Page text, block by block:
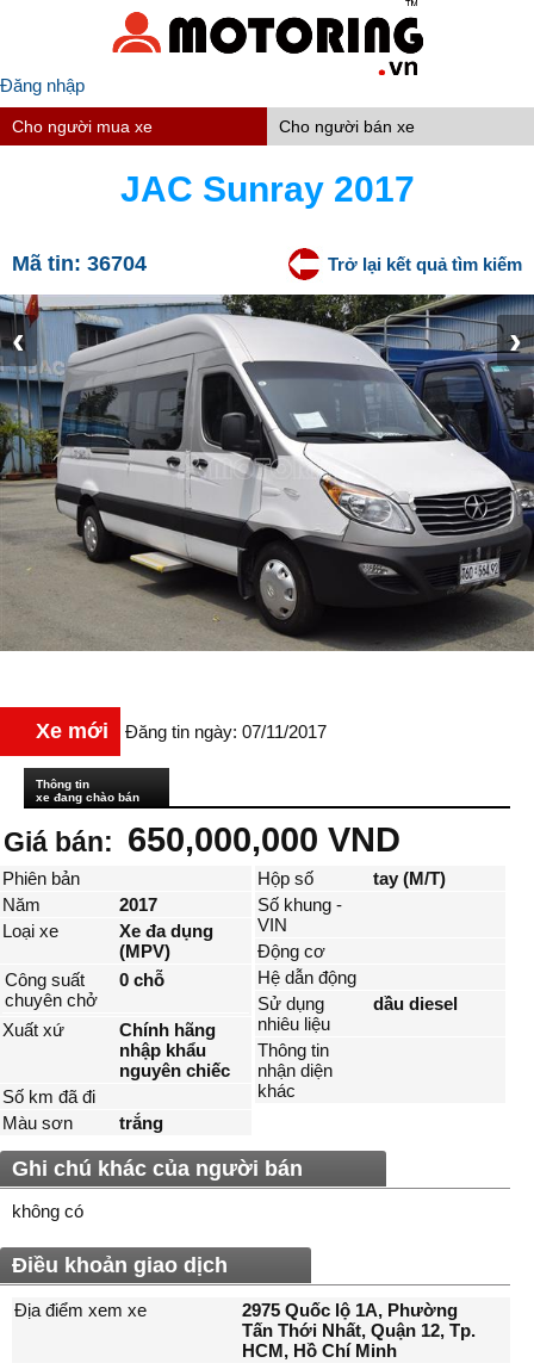
Đăng nhập
Cho người mua xe Cho người bán xe
JAC Sunray 2017
Mã tin: 36704 Trở lại kết quả tìm kiếm
‹ ›
Xe mới Đăng tin ngày: 07/11/2017
Thông tin
xe đang chào bán
Giá bán: 650,000,000 VND
Phiên bản
Năm
2017
Loại xe
Xe đa dụng
(MPV)
Công suất
chuyên chở
0 chỗ
Xuất xứ
Chính hãng
nhập khẩu
nguyên chiếc
Số km đã đi
Màu sơn
trắng
Hộp số
tay (M/T)
Số khung -
VIN
Động cơ
Hệ dẫn động
Sử dụng
nhiêu liệu
dầu diesel
Thông tin
nhận diện
khác
Ghi chú khác của người bán
không có
Điều khoản giao dịch
Địa điểm xem xe
2975 Quốc lộ 1A, Phường
Tấn Thới Nhất, Quận 12, Tp.
HCM, Hồ Chí Minh